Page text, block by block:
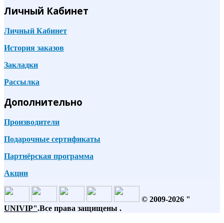
Личный Кабинет
Личный Кабинет
История заказов
Закладки
Рассылка
Дополнительно
Производители
Подарочные сертификаты
Партнёрская программа
Акции
© 2009-2026 "
UNIVIP".Все права защищены .